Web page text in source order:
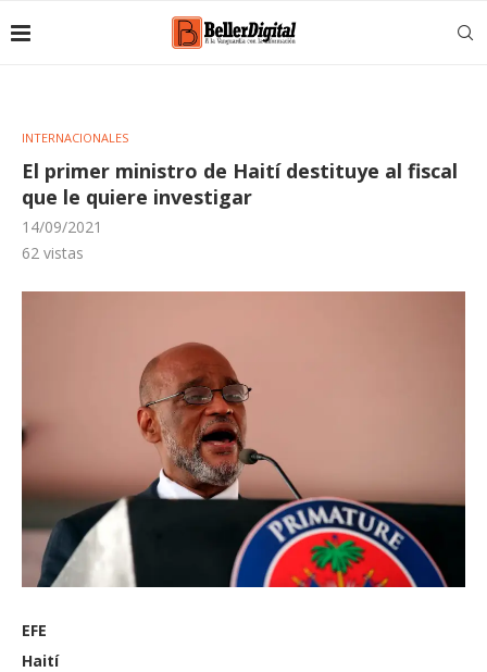
INTERNACIONALES
El primer ministro de Haití destituye al fiscal
que le quiere investigar
14/09/2021
62 vistas
EFE
Haití